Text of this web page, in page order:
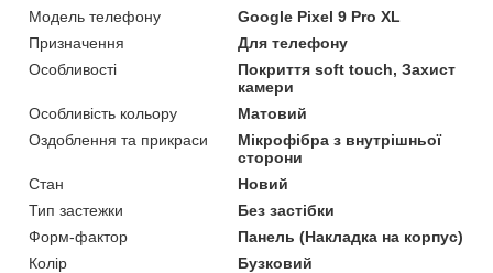
Модель телефону
Google Pixel 9 Pro XL
Призначення
Для телефону
Особливості
Покриття soft touch, Захист
камери
Особливість кольору
Матовий
Оздоблення та прикраси
Мікрофібра з внутрішньої
сторони
Стан
Новий
Тип застежки
Без застібки
Форм-фактор
Панель (Накладка на корпус)
Колір
Бузковий